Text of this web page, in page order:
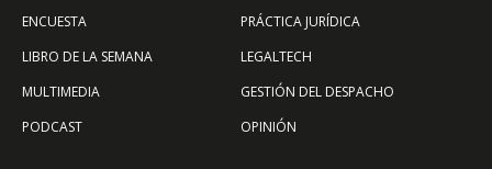
ENCUESTA
LIBRO DE LA SEMANA
MULTIMEDIA
PODCAST
PRÁCTICA JURÍDICA
LEGALTECH
GESTIÓN DEL DESPACHO
OPINIÓN